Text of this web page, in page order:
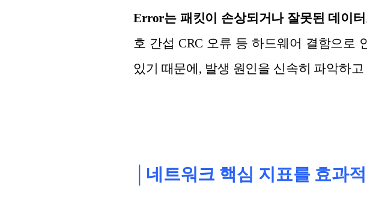
Error는 패킷이 손상되거나 잘못된 데이
호 간섭 CRC 오류 등 하드웨어 결함으로
있기 때문에, 발생 원인을 신속히 파악하
│네트워크 핵심 지표를 효과